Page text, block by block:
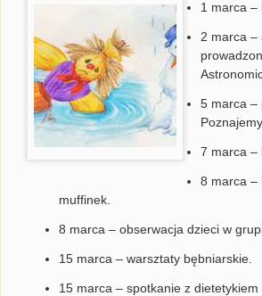
1 marca –
2 marca –
5 marca –
7 marca –
8 marca –
muffinek.
8 marca – obserwacja dzieci w
15 marca – warsztaty bębniarskie.
15 marca – spotkanie z